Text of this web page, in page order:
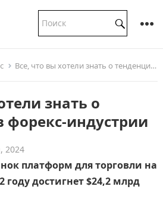
Все, что вы хотели знать о тенденциях в форекс-индустрии
знать о
форекс-индустрии
2024
платформ для торговли на
году достигнет $24,2 млрд